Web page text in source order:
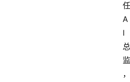
任
A
I
总
监
，